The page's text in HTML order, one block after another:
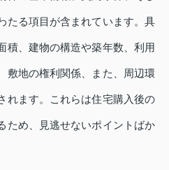
たる項目が含まれています。具
積、建物の構造や築年数、利用
敷地の権利関係、また、周辺環
れます。これらは住宅購入後の
ため、見逃せないポイントばか